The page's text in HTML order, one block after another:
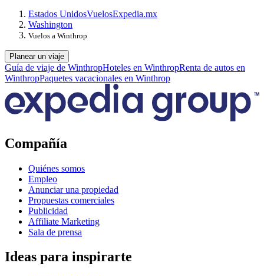
Estados UnidosVuelosExpedia.mx
Washington
Vuelos a Winthrop
Planear un viaje
Guía de viaje de WinthropHoteles en WinthropRenta de autos en
WinthropPaquetes vacacionales en Winthrop
Compañía
Quiénes somos
Empleo
Anunciar una propiedad
Propuestas comerciales
Publicidad
Affiliate Marketing
Sala de prensa
Ideas para inspirarte